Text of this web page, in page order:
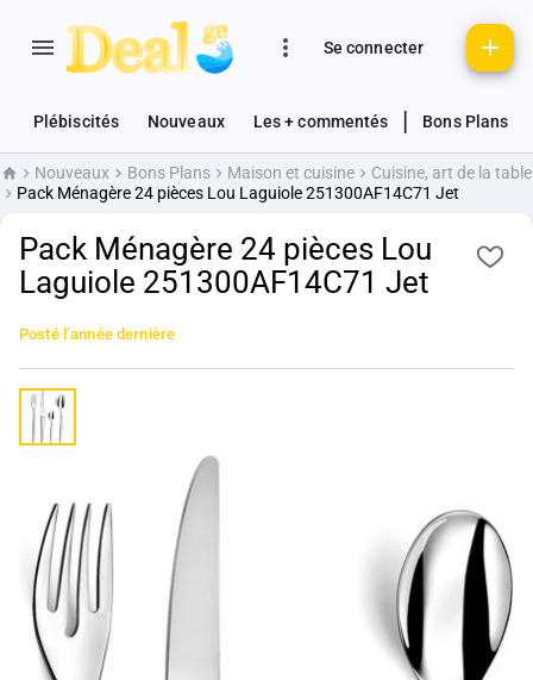
Se connecter
Plébiscités Nouveaux Les + commentés Bons Plans
AccueilNouveaux Bons Plans Maison et cuisine
Cuisine, art de la table
Pack Ménagère 24 pièces Lou Laguiole 251300AF14C71 Jet
Pack Ménagère 24 pièces Lou
Laguiole 251300AF14C71 Jet
Posté l’année dernière